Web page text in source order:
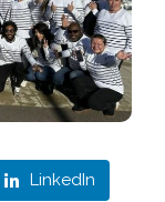
LinkedIn